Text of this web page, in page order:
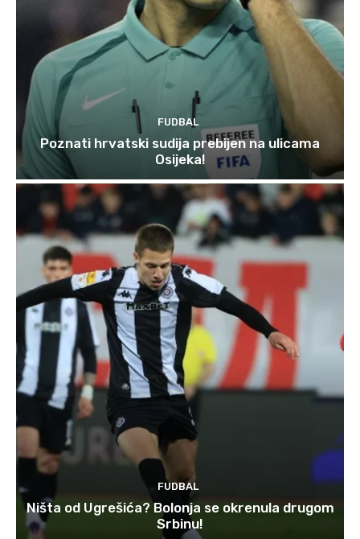
FUDBAL
Poznati hrvatski sudija prebijen na ulicama
Osijeka!
FUDBAL
Ništa od Ugrešića? Bolonja se okrenula drugom
Srbinu!